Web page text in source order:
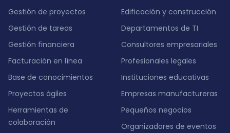
Gestión de proyectos
Gestión de tareas
Gestión financiera
Facturación en línea
Base de conocimientos
Proyectos ágiles
Herramientas de
colaboración
Edificación y construcción
Departamentos de TI
Consultores empresariales
Profesionales legales
Instituciones educativas
Empresas manufactureras
Pequeños negocios
Organizadores de eventos